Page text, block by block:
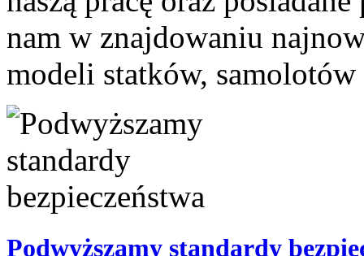
nam w znajdowaniu
modeli statków,
Podwyższamy standardy